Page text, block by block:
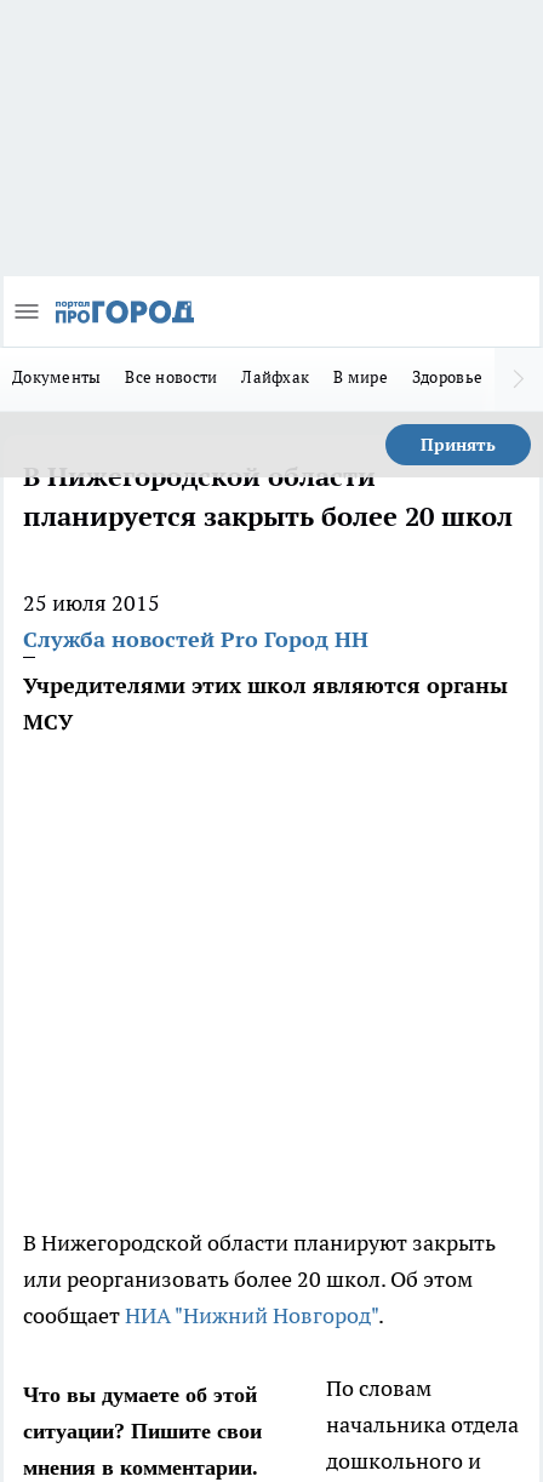
Документы Все новости Лайфхак В мире Здоровье
Принять
В Нижегородской области
планируется закрыть более 20 школ
25 июля 2015
Служба новостей Pro Город НН
Учредителями этих школ являются органы
МСУ
В Нижегородской области планируют закрыть
или реорганизовать более 20 школ. Об этом
сообщаетНИА "Нижний Новгород".
Что вы думаете об этой
ситуации? Пишите свои
мнения в комментарии.
По словам
начальника отдела
дошкольного и